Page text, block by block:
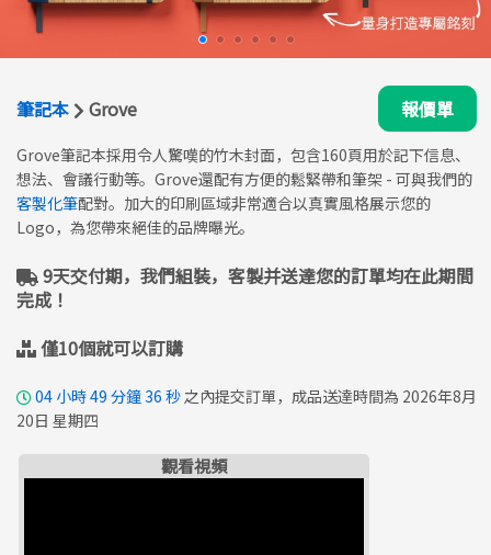
筆記本 Grove 報價單
Grove筆記本採用令人驚嘆的竹木封面，包含160頁用於記下信息、
想法、會議行動等。Grove還配有方便的鬆緊帶和筆架 - 可與我們的
客製化筆配對。加大的印刷區域非常適合以真實風格展示您的
Logo，為您帶來絕佳的品牌曝光。
9天交付期，我們組裝，客製并送達您的訂單均在此期間
完成！
僅10個就可以訂購
04 小時49 分鐘35 秒 之內提交訂單，成品送達時間為 2026年8月
20日 星期四
觀看視頻